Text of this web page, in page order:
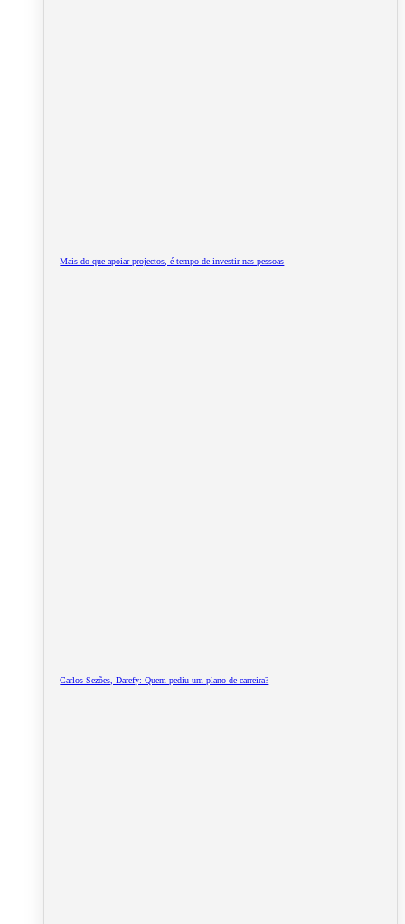
Mais do que apoiar projectos, é tempo de investir nas pessoas
Carlos Sezões, Darefy: Quem pediu um plano de carreira?